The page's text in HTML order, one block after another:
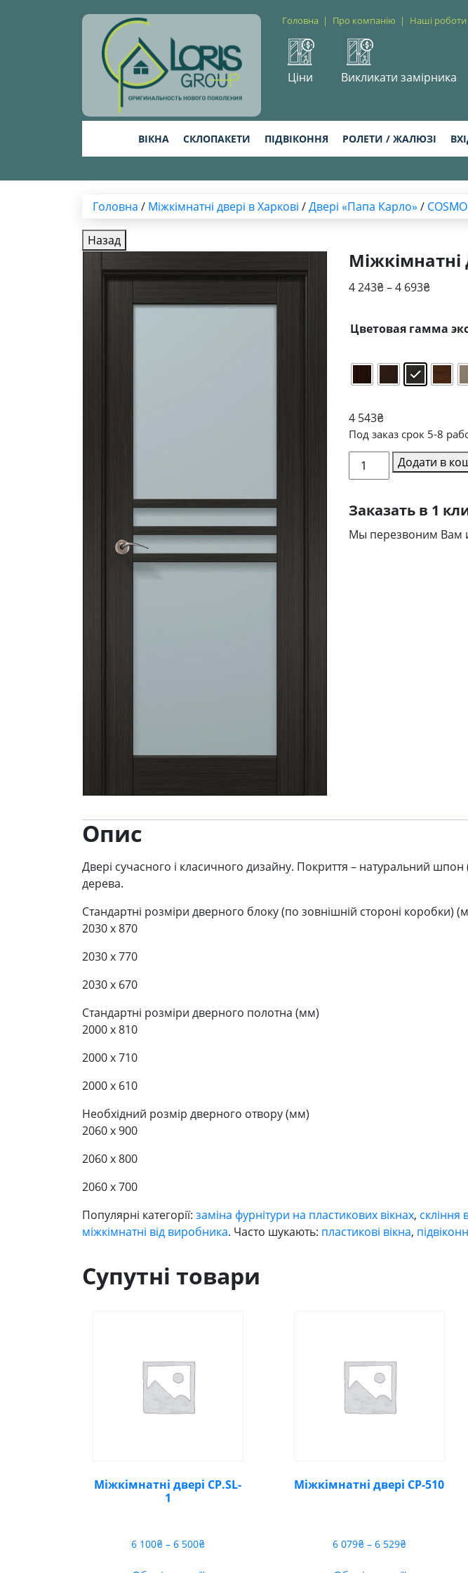
Головна Про компанію Наші роботи
Ціни Викликати замірника
ВІКНА СКЛОПАКЕТИ ПІДВІКОННЯ РОЛЕТИ / ЖАЛЮЗІ
Головна / Міжкімнатні двері в Харкові /Двері «Папа Карло» /
Назад
Міжкімнатні
4 243₴–4 693₴
4
до
4
Цветовая гамма
4 543₴
Под заказ срок 5-8
Міжкімнатні
двері
34
кількість
Додати в
Заказать в 1
Мы перезвоним Вам
Опис
Двері сучасного і класичного дизайну. Покриття – натуральний
дерева.
Стандартні розміри дверного блоку (по зовнішній стороні коробки)
2030 x 870
2030 x 770
2030 x 670
Стандартні розміри дверного полотна (мм)
2000 x 810
2000 x 710
2000 x 610
Необхідний розмір дверного отвору (мм)
2060 x 900
2060 x 800
2060 x 700
Популярні категорії: заміна фурнітури на пластикових вікнах, скління
міжкімнатні від виробника. Часто шукають: пластикові вікна,
Супутні товари
Міжкімнатні двері CP.SL-
1
6 100₴ – 6 500₴Діапазон
Міжкімнатні двері CP-510
6 079₴ – 6 529₴Діапазон